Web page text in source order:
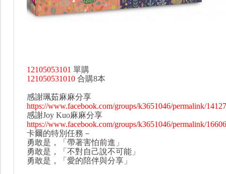
12105053101 單購
121050531010合購8本
感謝珮茹麻麻分享
https://www.facebook.com/groups/k3651046/permalink/
感謝Joy Kuo麻麻分享
https://www.facebook.com/groups/k3651046/permalink/
卡爾的特別任務－
勇敢是，「帶著害怕前進」
勇敢是，「不對自己說不可能」
勇敢是，「愛的陪伴與分享」